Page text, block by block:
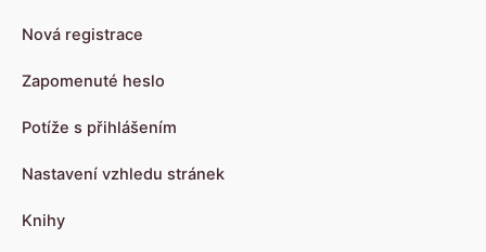
Nová registrace
Zapomenuté heslo
Potíže s přihlášením
Nastavení vzhledu stránek
Knihy